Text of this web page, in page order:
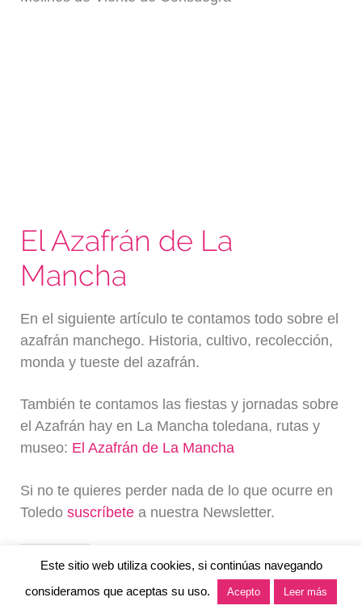
El Azafrán de La
Mancha
En el siguiente artículo te contamos todo sobre el
azafrán manchego. Historia, cultivo, recolección,
monda y tueste del azafrán.
También te contamos las fiestas y jornadas sobre
el Azafrán hay en La Mancha toledana, rutas y
museo: El Azafrán de La Mancha
Si no te quieres perder nada de lo que ocurre en
Toledosuscríbete a nuestra Newsletter.
Comparte esto:
0
Este sitio web utiliza cookies, si continúas navegando
consideramos que aceptas su uso.
Acepto Leer más